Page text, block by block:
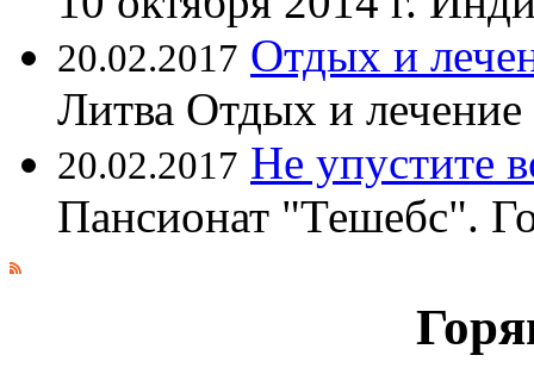
20.02.2017 Отдых и
Литва Отдых и лечение
20.02.2017 Не упустите
Пансионат "Тешебс".